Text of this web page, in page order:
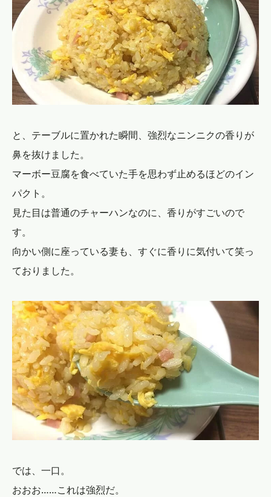
と、テーブルに置かれた瞬間、強烈なニンニクの香りが
鼻を抜けました。
マーボー豆腐を食べていた手を思わず止めるほどのイン
パクト。
見た目は普通のチャーハンなのに、香りがすごいので
す。
向かい側に座っている妻も、すぐに香りに気付いて笑っ
ておりました。
では、一口。
おおお……これは強烈だ。